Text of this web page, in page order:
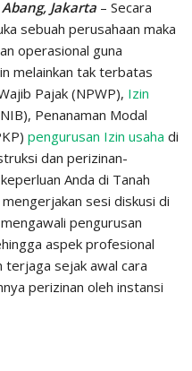
Jakarta – Secara
sebuah perusahaan maka
operasional guna
melainkan tak terbatas
Pajak (NPWP), Izin
Penanaman Modal
pengurusan Izin usaha di
dan perizinan-
Anda di Tanah
sesi diskusi di
pengurusan
aspek profesional
terjaga sejak awal cara
perizinan oleh instansi